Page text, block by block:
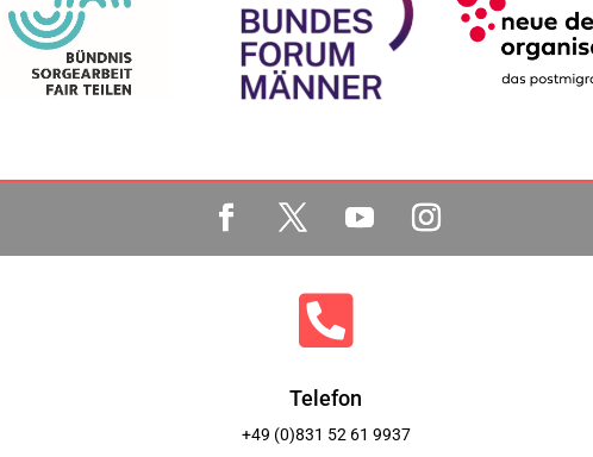

Telefon
+49 (0)831 52 61 9937